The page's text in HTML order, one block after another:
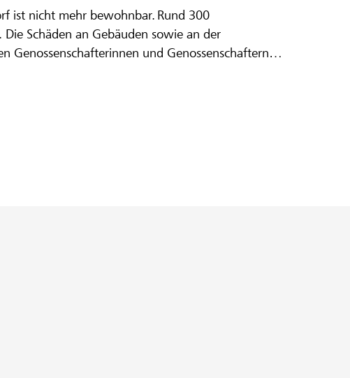
helfen
ist nicht mehr bewohnbar. Rund 300
Schäden an Gebäuden sowie an der
Genossenschafterinnen und Genossenschaftern